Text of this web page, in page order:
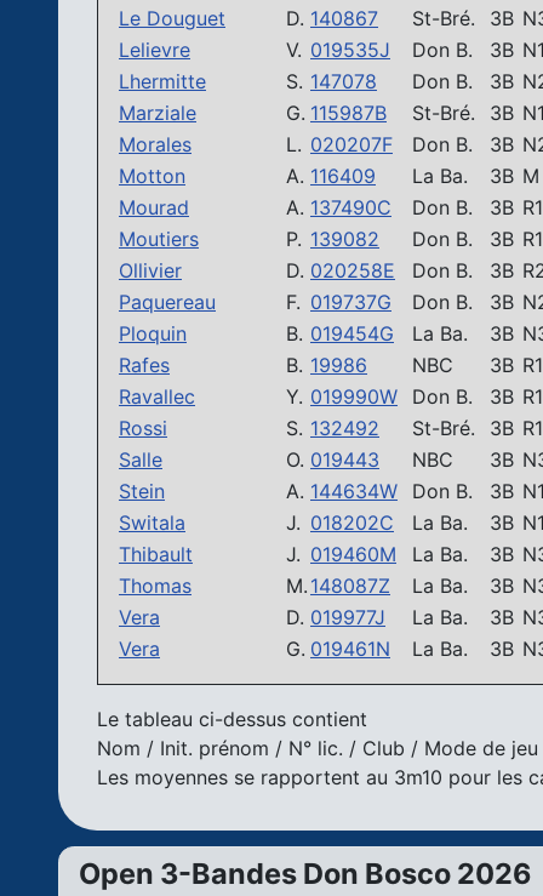
Open 3-Bandes Don Bosco 2026
Le Douguet
D. 140867 St-Bré. 3B
Lelievre
V. 019535J Don B. 3B
Lhermitte
S. 147078 Don B. 3B
Marziale
G. 115987B St-Bré. 3B
Morales
L. 020207F Don B. 3B
Motton
A. 116409 La Ba. 3B M
Mourad
A. 137490C Don B. 3B R1
Moutiers
P. 139082 Don B. 3B R1
Ollivier
D. 020258E Don B. 3B
Paquereau
F. 019737G Don B. 3B
Ploquin
B. 019454G La Ba. 3B
Rafes
B. 19986 NBC 3B R1
Ravallec
Y. 019990W Don B. 3B R1
Rossi
S. 132492 St-Bré. 3B R1
Salle
O. 019443 NBC 3B
Stein
A. 144634W Don B. 3B
Switala
J. 018202C La Ba. 3B
Thibault
J. 019460M La Ba. 3B
Thomas
M. 148087Z La Ba. 3B
Vera
D. 019977J La Ba. 3B
Vera
G. 019461N La Ba. 3B
Le tableau ci-dessus contient
Nom / Init. prénom / N° lic. / Club / Mode de
Les moyennes se rapportent au 3m10 pour les